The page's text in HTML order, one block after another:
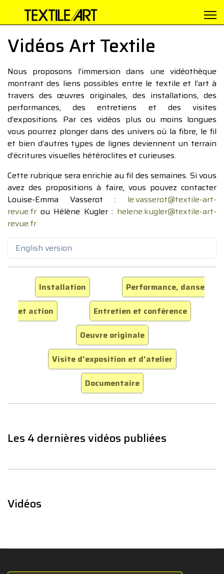
Vidéos Art Textile
Nous proposons l’immersion dans une vidéothèque
montrant des liens possibles entre le textile et l’art à
travers des œuvres originales, des installations, des
performances, des entretiens et des visites
d’expositions. Par ces vidéos plus ou moins longues
vous pourrez plonger dans des univers où la fibre, le fil
et bien d’autres types de lignes deviennent un terrain
d’écritures visuelles hétéroclites et curieuses.
Cette rubrique sera enrichie au fil des semaines. Si vous
avez des propositions à faire, vous pouvez contacter
Louise-Emma Vasserot : le.vasserot@textile-art-
revue.fr ou Hélène Kugler : helene.kugler@textile-art-
revue.fr
English version
Installation
Performance, danse
et action
Entretien et conférence
Oeuvre originale
Visite d'exposition et d'atelier
Documentaire
Les 4 dernières vidéos publiées
Vidéos